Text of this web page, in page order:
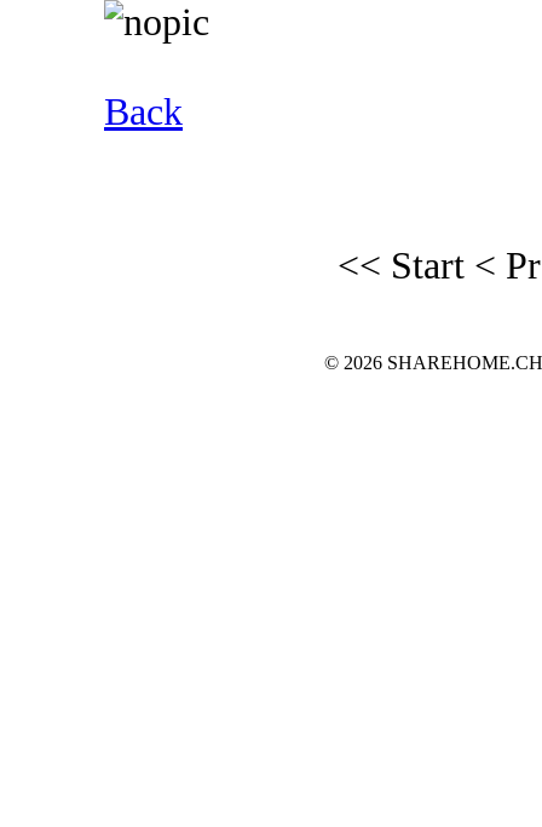
Back
<< Start <
© 2026